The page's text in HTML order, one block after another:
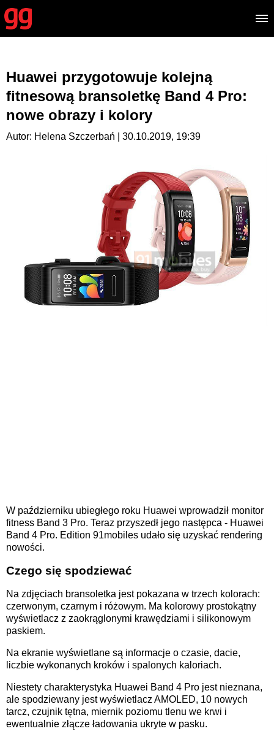
Huawei przygotowuje kolejną
fitnesową bransoletkę Band 4 Pro:
nowe obrazy i kolory
Autor: Helena Szczerbań | 30.10.2019, 19:39
W październiku ubiegłego roku Huawei wprowadził monitor
fitness Band 3 Pro. Teraz przyszedł jego następca - Huawei
Band 4 Pro. Edition 91mobiles udało się uzyskać rendering
nowości.
Czego się spodziewać
Na zdjęciach bransoletka jest pokazana w trzech kolorach:
czerwonym, czarnym i różowym. Ma kolorowy prostokątny
wyświetlacz z zaokrąglonymi krawędziami i silikonowym
paskiem.
Na ekranie wyświetlane są informacje o czasie, dacie,
liczbie wykonanych kroków i spalonych kaloriach.
Niestety charakterystyka Huawei Band 4 Pro jest nieznana,
ale spodziewany jest wyświetlacz AMOLED, 10 nowych
tarcz, czujnik tętna, miernik poziomu tlenu we krwi i
ewentualnie złącze ładowania ukryte w pasku.